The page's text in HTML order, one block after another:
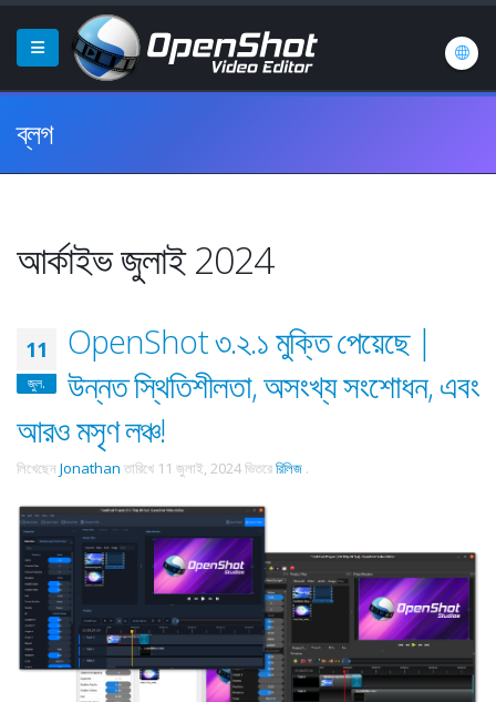
ব্লগ
আর্কাইভ জুলাই 2024
11
জুল.
OpenShot ৩.২.১ মুক্তি পেয়েছে |
উন্নত স্থিতিশীলতা, অসংখ্য সংশোধন, এবং
আরও মসৃণ লঞ্চ!
লিখেছেন Jonathan তারিখে 11 জুলাই, 2024ভিতরেরিলিজ .